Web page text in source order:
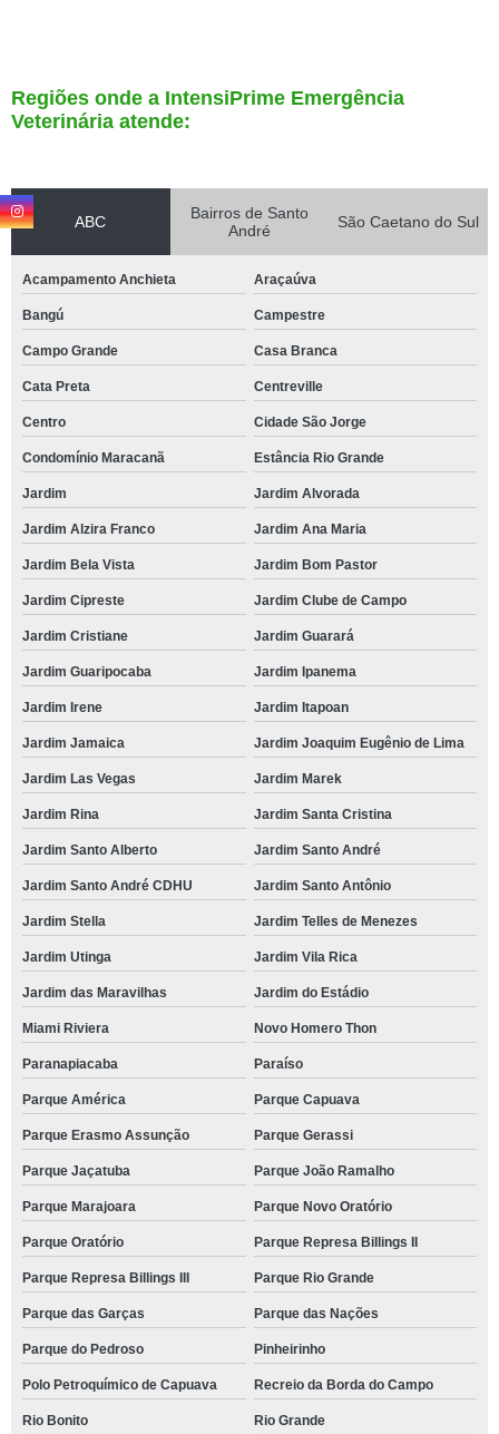
Regiões onde a IntensiPrime Emergência
Veterinária atende:
ABC
Bairros de Santo
André
São Caetano do Sul
Acampamento Anchieta Araçaúva
Bangú Campestre
Campo Grande Casa Branca
Cata Preta Centreville
Centro Cidade São Jorge
Condomínio Maracanã Estância Rio Grande
Jardim Jardim Alvorada
Jardim Alzira Franco Jardim Ana Maria
Jardim Bela Vista Jardim Bom Pastor
Jardim Cipreste Jardim Clube de Campo
Jardim Cristiane Jardim Guarará
Jardim Guaripocaba Jardim Ipanema
Jardim Irene Jardim Itapoan
Jardim Jamaica Jardim Joaquim Eugênio de Lima
Jardim Las Vegas Jardim Marek
Jardim Rina Jardim Santa Cristina
Jardim Santo Alberto Jardim Santo André
Jardim Santo André CDHU Jardim Santo Antônio
Jardim Stella Jardim Telles de Menezes
Jardim Utinga Jardim Vila Rica
Jardim das Maravilhas Jardim do Estádio
Miami Riviera Novo Homero Thon
Paranapiacaba Paraíso
Parque América Parque Capuava
Parque Erasmo Assunção Parque Gerassi
Parque Jaçatuba Parque João Ramalho
Parque Marajoara Parque Novo Oratório
Parque Oratório Parque Represa Billings II
Parque Represa Billings III Parque Rio Grande
Parque das Garças Parque das Nações
Parque do Pedroso Pinheirinho
Polo Petroquímico de Capuava Recreio da Borda do Campo
Rio Bonito Rio Grande